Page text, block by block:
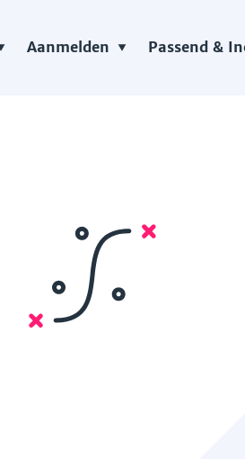
Aanmelden Passend &